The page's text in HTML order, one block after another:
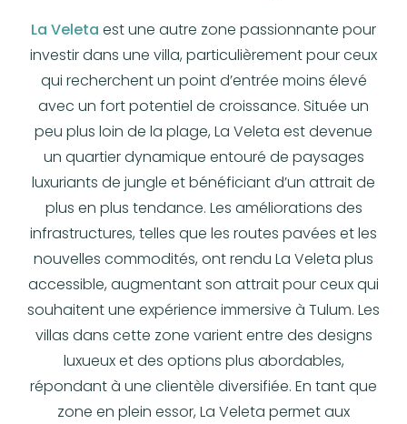
La Veleta est une autre zone passionnante pour
investir dans une villa, particulièrement pour ceux
qui recherchent un point d’entrée moins élevé
avec un fort potentiel de croissance. Située un
peu plus loin de la plage, La Veleta est devenue
un quartier dynamique entouré de paysages
luxuriants de jungle et bénéficiant d’un attrait de
plus en plus tendance. Les améliorations des
infrastructures, telles que les routes pavées et les
nouvelles commodités, ont rendu La Veleta plus
accessible, augmentant son attrait pour ceux qui
souhaitent une expérience immersive à Tulum. Les
villas dans cette zone varient entre des designs
luxueux et des options plus abordables,
répondant à une clientèle diversifiée. En tant que
zone en plein essor, La Veleta permet aux